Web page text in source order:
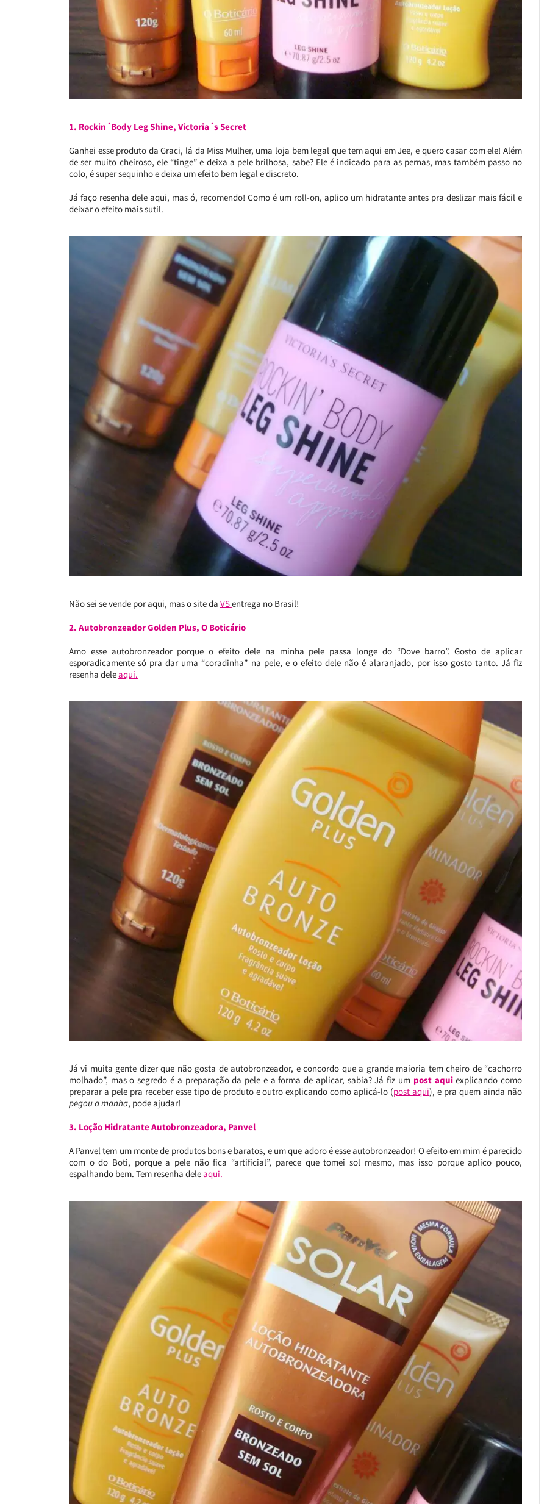
1. Rockin´Body Leg Shine, Victoria´s Secret
Ganhei esse produto da Graci, lá da Miss Mulher, uma loja bem legal que tem aqui em Jee, e quero casar com ele! Além
de ser muito cheiroso, ele “tinge” e deixa a pele brilhosa, sabe? Ele é indicado para as pernas, mas também passo no
colo, é super sequinho e deixa um efeito bem legal e discreto.
Já faço resenha dele aqui, mas ó, recomendo! Como é um roll-on, aplico um hidratante antes pra deslizar mais fácil e
deixar o efeito mais sutil.
Não sei se vende por aqui, mas o site da VSentrega no Brasil!
2. Autobronzeador Golden Plus, O Boticário
Amo esse autobronzeador porque o efeito dele na minha pele passa longe do “Dove barro”. Gosto de aplicar
esporadicamente só pra dar uma “coradinha” na pele, e o efeito dele não é alaranjado, por isso gosto tanto. Já fiz
resenha deleaqui.
Já vi muita gente dizer que não gosta de autobronzeador, e concordo que a grande maioria tem cheiro de “cachorro
molhado”, mas o segredo é a preparação da pele e a forma de aplicar, sabia? Já fiz um post aquiexplicando como
preparar a pele pra receber esse tipo de produto e outro explicando como aplicá-lo (post aqui), e pra quem ainda não
pegou a manha, pode ajudar!
3. Loção Hidratante Autobronzeadora, Panvel
A Panvel tem um monte de produtos bons e baratos, e um que adoro é esse autobronzeador! O efeito em mim é parecido
com o do Boti, porque a pele não fica “artificial”, parece que tomei sol mesmo, mas isso porque aplico pouco,
espalhando bem. Tem resenha deleaqui.